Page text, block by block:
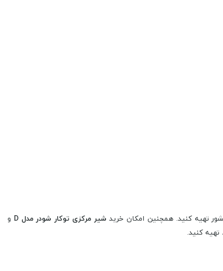
تهیه کنید. همچنین امکان خرید شیر مرکزی توکار شودر مدل D
و
کنید.